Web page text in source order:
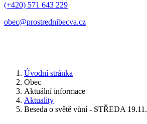
(+420) 571 643 229
obec@prostrednibecva.cz
Úvodní stránka
Obec
Aktuální informace
Aktuality
Beseda o světě vůní - STŘEDA 19.11.